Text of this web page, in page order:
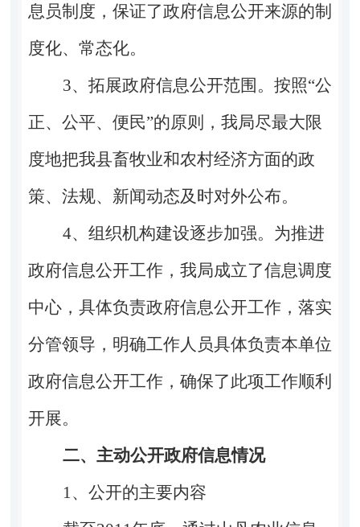
息员制度，保证了政府信息公开来源的制
度化、常态化。
3、拓展政府信息公开范围。按照“公
正、公平、便民”的原则，我局尽最大限
度地把我县畜牧业和农村经济方面的政
策、法规、新闻动态及时对外公布。
4、组织机构建设逐步加强。为推进
政府信息公开工作，我局成立了信息调度
中心，具体负责政府信息公开工作，落实
分管领导，明确工作人员具体负责本单位
政府信息公开工作，确保了此项工作顺利
开展。
二、主动公开政府信息情况
1 、公开的主要内容